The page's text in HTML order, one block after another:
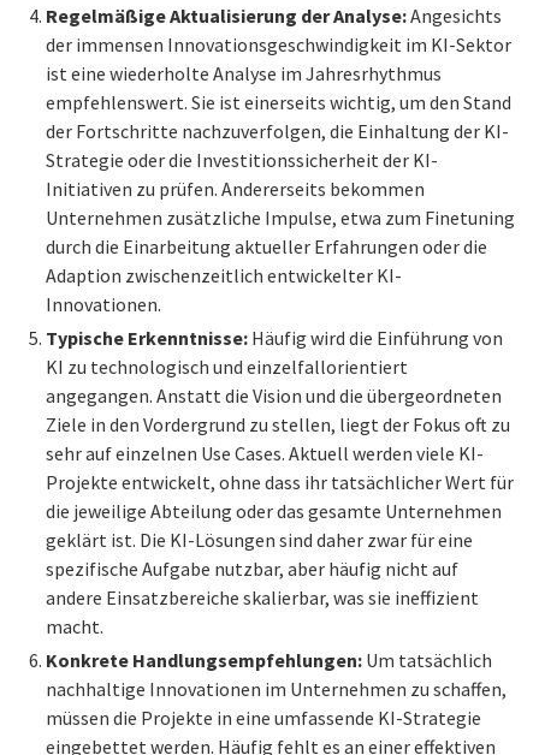
Regelmäßige Aktualisierung der Analyse:Angesichts
der immensen Innovationsgeschwindigkeit im KI-Sektor
ist eine wiederholte Analyse im Jahresrhythmus
empfehlenswert. Sie ist einerseits wichtig, um den Stand
der Fortschritte nachzuverfolgen, die Einhaltung der KI-
Strategie oder die Investitionssicherheit der KI-
Initiativen zu prüfen. Andererseits bekommen
Unternehmen zusätzliche Impulse, etwa zum Finetuning
durch die Einarbeitung aktueller Erfahrungen oder die
Adaption zwischenzeitlich entwickelter KI-
Innovationen.
Typische Erkenntnisse: Häufig wird die Einführung von
KI zu technologisch und einzelfallorientiert
angegangen. Anstatt die Vision und die übergeordneten
Ziele in den Vordergrund zu stellen, liegt der Fokus oft zu
sehr auf einzelnen Use Cases. Aktuell werden viele KI-
Projekte entwickelt, ohne dass ihr tatsächlicher Wert für
die jeweilige Abteilung oder das gesamte Unternehmen
geklärt ist. Die KI-Lösungen sind daher zwar für eine
spezifische Aufgabe nutzbar, aber häufig nicht auf
andere Einsatzbereiche skalierbar, was sie ineffizient
macht.
Konkrete Handlungsempfehlungen: Um tatsächlich
nachhaltige Innovationen im Unternehmen zu schaffen,
müssen die Projekte in eine umfassende KI-Strategie
eingebettet werden. Häufig fehlt es an einer effektiven